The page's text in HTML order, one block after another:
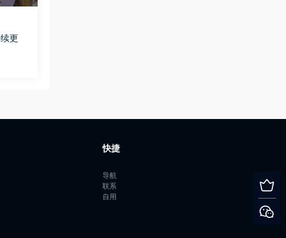
更
快捷
导航
联系
自用